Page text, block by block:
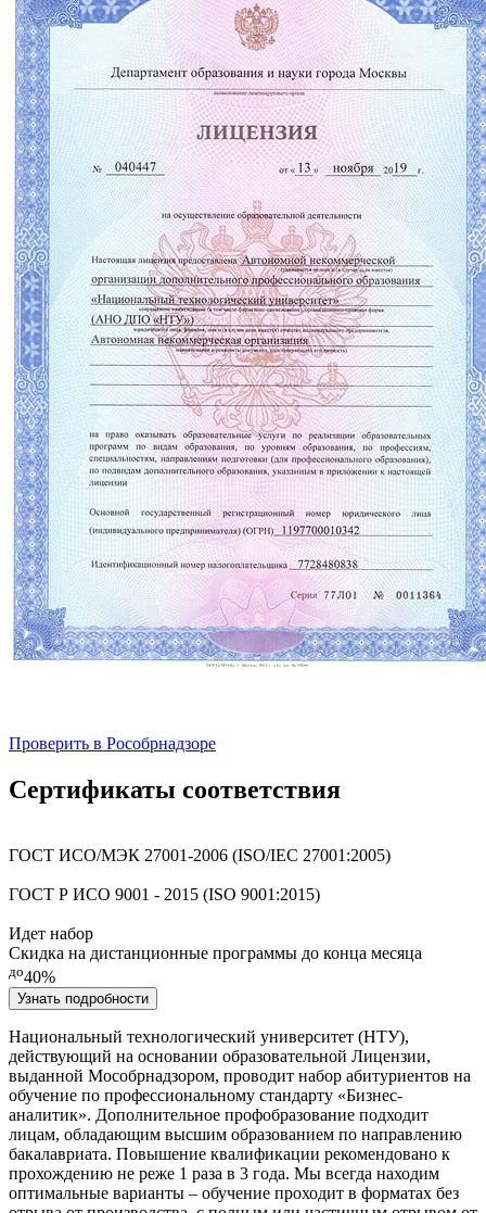
Проверить в Рособрнадзоре
Сертификаты соответствия
ГОСТ ИСО/МЭК 27001-2006 (ISO/IEC 27001:2005)
ГОСТ Р ИСО 9001 - 2015 (ISO 9001:2015)
Идет набор
Скидка на дистанционные программы до конца месяца
до40%
Узнать подробности
Национальный технологический университет (НТУ),
действующий на основании образовательной Лицензии,
выданной Мособрнадзором, проводит набор абитуриентов на
обучение по профессиональному стандарту «Бизнес-
аналитик». Дополнительное профобразование подходит
лицам, обладающим высшим образованием по направлению
бакалавриата. Повышение квалификации рекомендовано к
прохождению не реже 1 раза в 3 года. Мы всегда находим
оптимальные варианты – обучение проходит в форматах без